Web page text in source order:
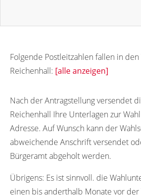
Folgende Postleitzahlen fallen in
Reichenhall: [alle anzeigen]
83426 83429 83431
Nach der Antragstellung versendet
Reichenhall Ihre Unterlagen zur
Adresse. Auf Wunsch kann der
abweichende Anschrift versendet
Bürgeramt abgeholt werden.
Übrigens: Es ist sinnvoll. die
einen bis anderthalb Monate vor der